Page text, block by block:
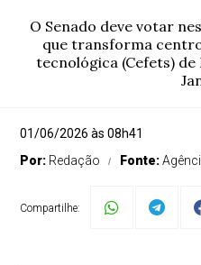
O Senado deve votar
que transforma
tecnológica (Cefets) de
01/06/2026 às 08h41
Por: Redação Fonte:
Compartilhe: